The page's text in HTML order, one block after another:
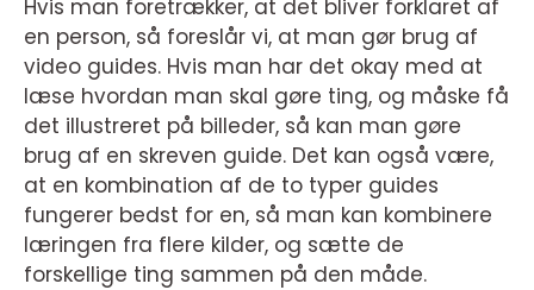
Hvis man foretrækker, at det bliver forklaret af
en person, så foreslår vi, at man gør brug af
video guides. Hvis man har det okay med at
læse hvordan man skal gøre ting, og måske få
det illustreret på billeder, så kan man gøre
brug af en skreven guide. Det kan også være,
at en kombination af de to typer guides
fungerer bedst for en, så man kan kombinere
læringen fra flere kilder, og sætte de
forskellige ting sammen på den måde.